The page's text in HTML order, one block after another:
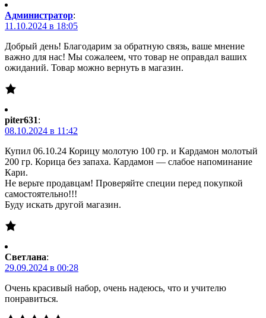
Администратор:
11.10.2024 в 18:05
Добрый день! Благодарим за обратную связь, ваше мнение
важно для нас! Мы сожалеем, что товар не оправдал ваших
ожиданий. Товар можно вернуть в магазин.
piter631:
08.10.2024 в 11:42
Купил 06.10.24 Корицу молотую 100 гр. и Кардамон молотый
200 гр. Корица без запаха. Кардамон — слабое напоминание
Кари.
Не верьте продавцам! Проверяйте специи перед покупкой
самостоятельно!!!
Буду искать другой магазин.
Светлана:
29.09.2024 в 00:28
Очень красивый набор, очень надеюсь, что и учителю
понравиться.